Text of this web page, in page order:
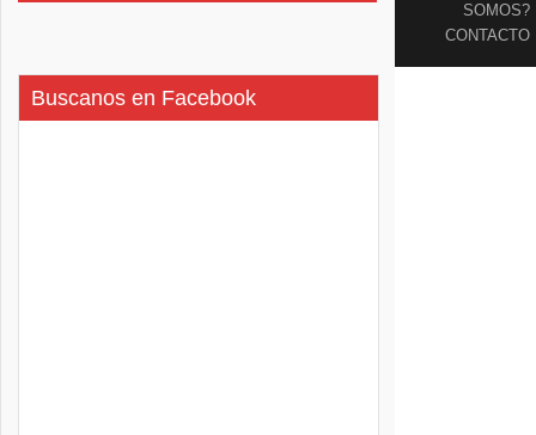
Buscanos en Facebook
SOMOS?
CONTACTO